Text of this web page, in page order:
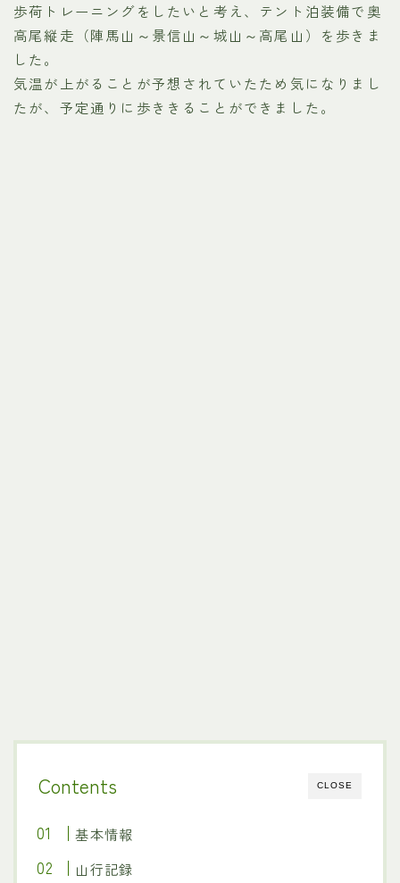
歩荷トレーニングをしたいと考え、テント泊装備で奥
高尾縦走（陣馬山～景信山～城山～高尾山）を歩きま
した。
気温が上がることが予想されていたため気になりまし
たが、予定通りに歩ききることができました。
CLOSE
Contents
基本情報
山行記録